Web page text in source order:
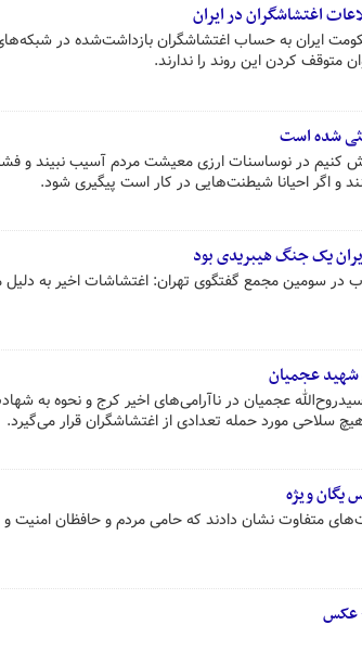
اغتشاشگران در ایران
ایران به حساب اغتشاشگران بازداشت‌شده در
کردن این روند را ندارند.
شده است
کنیم در نوساسنات ارزی معیشت مردم آسیب نبیند و
و اگر احیانا شیطنت‌هایی در کار است پیگیری شود.
یک جنگ هیبریدی بود
در سومین مجمع گفتگوی تهران: اغتشاشات اخیر به دلیل
شهید عجمیان
عجمیان در ناآرامی‌های اخیر ‌کرج و نحوه به
سلاحی مورد حمله تعدادی از اغتشاشگران قرار می‌گیرد.
یگان ویژه
متفاوت نشان دادند که حامی مردم و حافظان
عکس